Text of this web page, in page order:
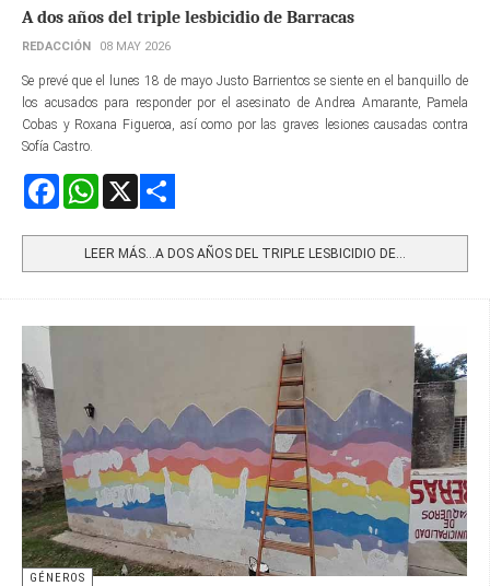
A dos años del triple lesbicidio de Barracas
REDACCIÓN 08 MAY 2026
Se prevé que el lunes 18 de mayo Justo Barrientos se siente en el banquillo de
los acusados para responder por el asesinato de Andrea Amarante, Pamela
Cobas y Roxana Figueroa, así como por las graves lesiones causadas contra
Sofía Castro.
FacebookWhatsApp
LEER MÁS…A DOS AÑOS DEL TRIPLE LESBICIDIO DE...
GÉNEROS